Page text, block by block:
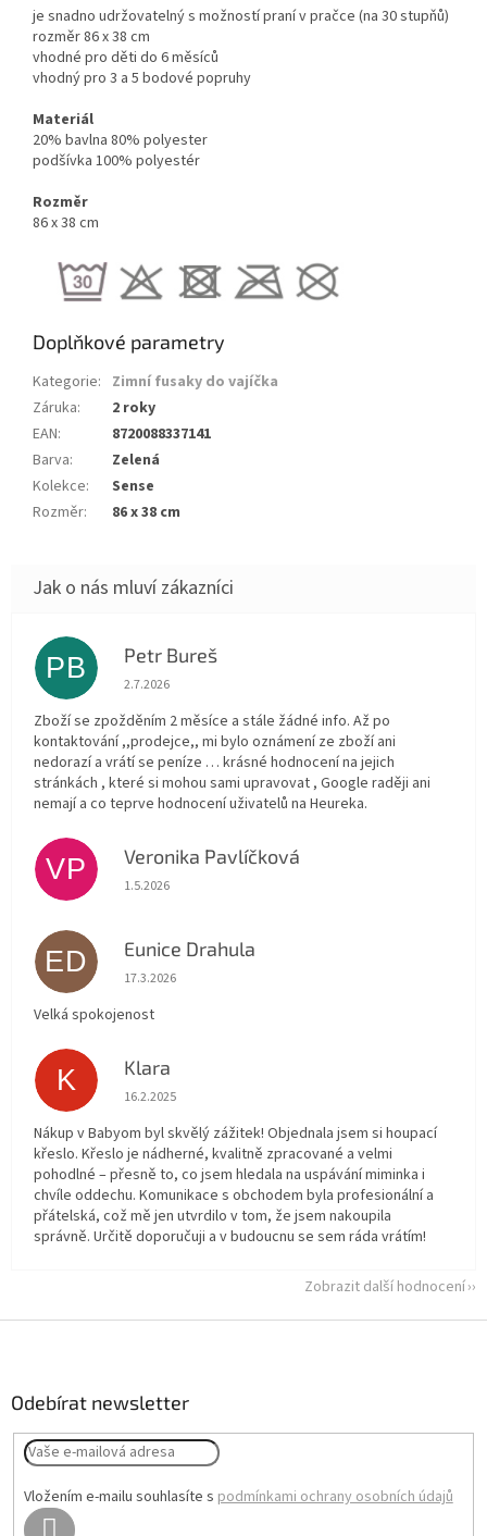
je snadno udržovatelný s možností praní v pračce (na 30 stupňů)
rozměr 86 x 38 cm
vhodné pro děti do 6 měsíců
vhodný pro 3 a 5 bodové popruhy
Materiál
20% bavlna 80% polyester
podšívka 100% polyestér
Rozměr
86 x 38 cm
Doplňkové parametry
Kategorie: Zimní fusaky do vajíčka
Záruka:
2 roky
EAN:
8720088337141
Barva:
Zelená
Kolekce:
Sense
Rozměr: 86 x 38 cm
PB Petr Bureš
Hodnocení obchodu je 1 z 5 hvězdiček.
2.7.2026
Zboží se zpožděním 2 měsíce a stále žádné info. Až po
kontaktování ,,prodejce,, mi bylo oznámení ze zboží ani
nedorazí a vrátí se peníze … krásné hodnocení na jejich
stránkách , které si mohou sami upravovat , Google raději ani
nemají a co teprve hodnocení uživatelů na Heureka.
VP Veronika Pavlíčková
Hodnocení obchodu je 5 z 5 hvězdiček.
1.5.2026
ED Eunice Drahula
Hodnocení obchodu je 5 z 5 hvězdiček.
17.3.2026
Velká spokojenost
K Klara
Hodnocení obchodu je 5 z 5 hvězdiček.
16.2.2025
Nákup v Babyom byl skvělý zážitek! Objednala jsem si houpací
křeslo. Křeslo je nádherné, kvalitně zpracované a velmi
pohodlné – přesně to, co jsem hledala na uspávání miminka i
chvíle oddechu. Komunikace s obchodem byla profesionální a
přátelská, což mě jen utvrdilo v tom, že jsem nakoupila
správně. Určitě doporučuji a v budoucnu se sem ráda vrátím!
Zobrazit další hodnocení
Odebírat newsletter
Vložením e-mailu souhlasíte s podmínkami ochrany osobních údajů
PŘIHLÁSIT